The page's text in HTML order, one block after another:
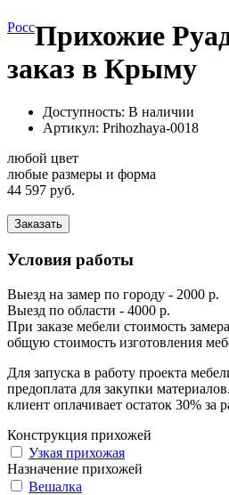
РоссПрихожие
заказ в Крыму
Доступность: В наличии
Артикул: Prihozhaya-0018
любой цвет
любые размеры и форма
44 597 руб.
Заказать
Условия работы
Выезд на замер по городу - 2000 р.
Выезд по области - 4000 р.
При заказе мебели стоимость
общую стоимость изготовления
Для запуска в работу проекта
предоплата для закупки
клиент оплачивает остаток 30% за
Конструкция прихожей
Узкая прихожая
Назначение прихожей
Вешалка